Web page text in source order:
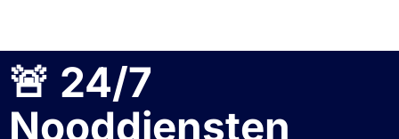
🚨 24/7
Nooddiensten